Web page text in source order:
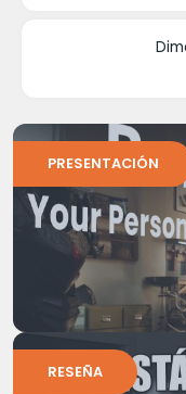
PRESENTACIÓN
RESEÑA